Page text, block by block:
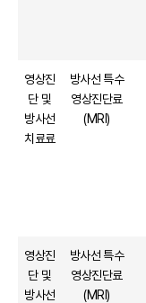
영상진
단 및
방사선
치료료
방사선 특수
영상진단료
(MRI)
영상진
단 및
방사선
방사선 특수
영상진단료
(MRI)